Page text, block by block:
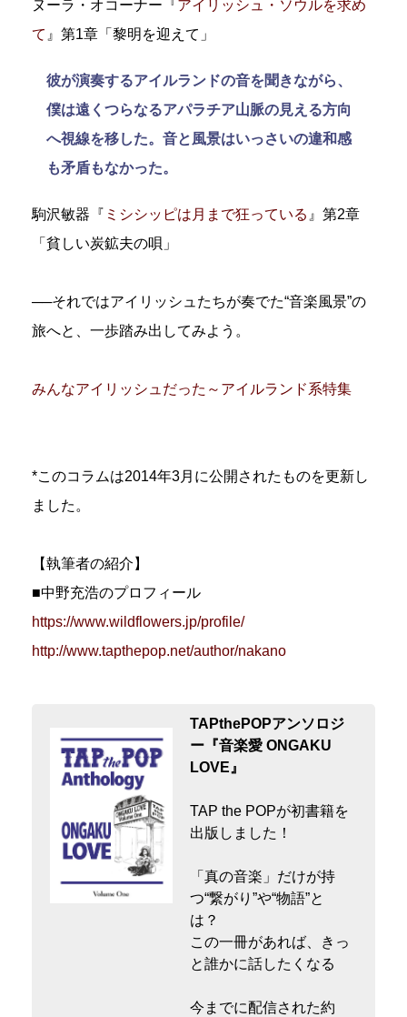
ヌーラ・オコーナー『 アイリッシュ・ソウルを求め
て 』第1章「黎明を迎えて」
彼が演奏するアイルランドの音を聞きながら、
僕は遠くつらなるアパラチア山脈の見える方向
へ視線を移した。音と風景はいっさいの違和感
も矛盾もなかった。
駒沢敏器『 ミシシッピは月まで狂っている 』第2章
「貧しい炭鉱夫の唄」
──それではアイリッシュたちが奏でた“音楽風景”の
旅へと、一歩踏み出してみよう。
みんなアイリッシュだった～アイルランド系特集
*このコラムは2014年3月に公開されたものを更新し
ました。
【執筆者の紹介】
■中野充浩のプロフィール
https://www.wildflowers.jp/profile/
http://www.tapthepop.net/author/nakano
TAPthePOPアンソロジ
ー『音楽愛 ONGAKU
LOVE』
TAP the POPが初書籍を
出版しました！
「真の音楽」だけが持
つ“繋がり”や“物語”と
は？
この一冊があれば、きっ
と誰かに話したくなる
今までに配信された約